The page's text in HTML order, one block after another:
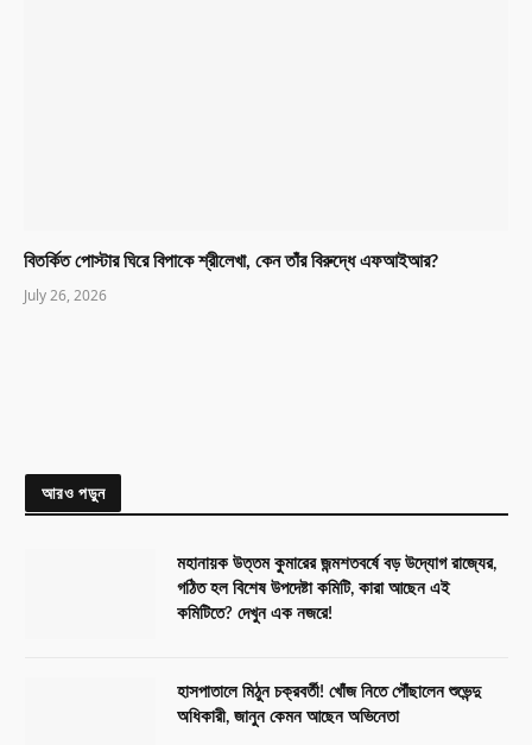
বিতর্কিত পোস্টার ঘিরে বিপাকে শ্রীলেখা, কেন তাঁর বিরুদ্ধে এফআইআর?
July 26, 2026
আরও পড়ুন
মহানায়ক উত্তম কুমারের জন্মশতবর্ষে বড় উদ্যোগ রাজ্যের,
গঠিত হল বিশেষ উপদেষ্টা কমিটি, কারা আছেন এই
কমিটিতে? দেখুন এক নজরে!
হাসপাতালে মিঠুন চক্রবর্তী! খোঁজ নিতে পৌঁছালেন শুভেন্দু
অধিকারী, জানুন কেমন আছেন অভিনেতা